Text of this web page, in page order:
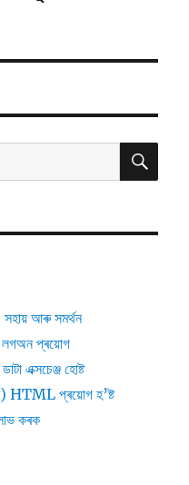
সন্ধান
আৰু সমৰ্থন
প্ৰয়োগ
হোষ্ট
প্ৰয়োগ হ’ষ্ট
কৰক